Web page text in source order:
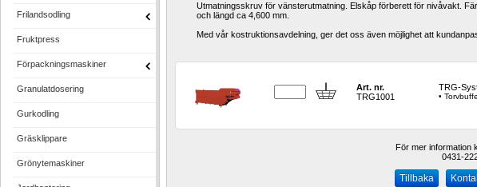
Frilandsodling
Fruktpress
Förpackningsmaskiner
Granulatdosering
Gurkodling
Gräsklippare
Grönytemaskiner
Utmatningsskruv för vänsterutmatning. Elskåp förberett för nivåvakt.
och längd ca 4,600 mm.
Med vår kostruktionsavdelning, ger det oss även möjlighet att
Art. nr.
TRG1001
TRG-
•
För mer information
0431-